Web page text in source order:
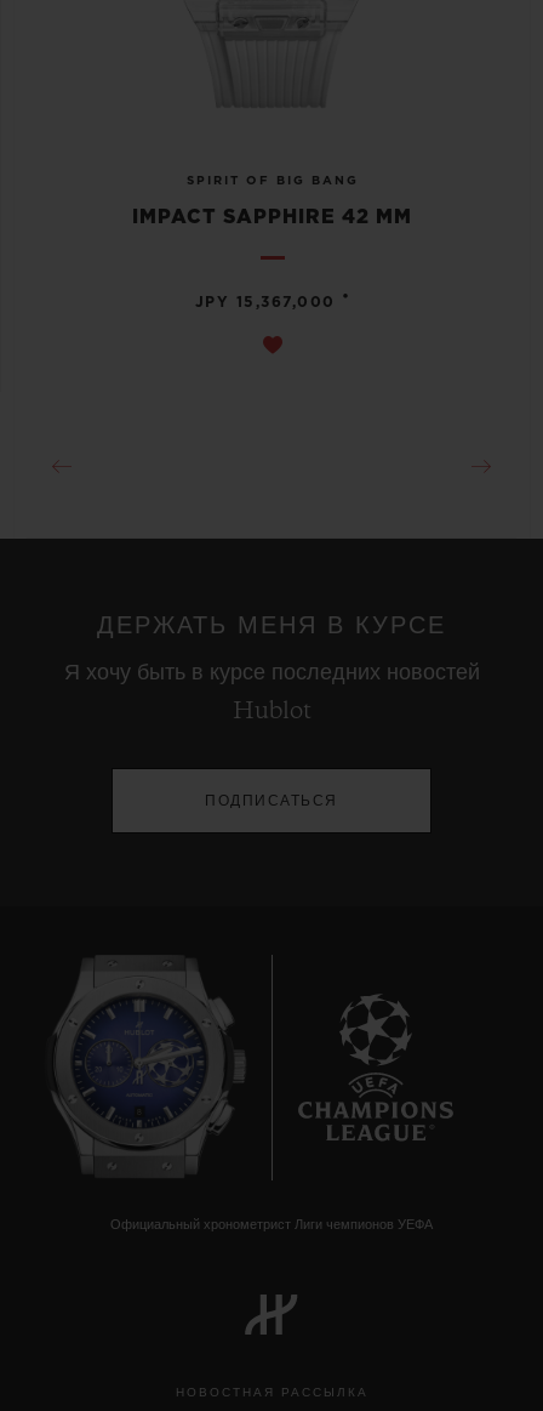
SPIRIT OF BIG BANG
IMPACT SAPPHIRE 42 MM
JPY 15,367,000 •
ДЕРЖАТЬ МЕНЯ В КУРСЕ
Я хочу быть в курсе последних новостей
Hublot
ПОДПИСАТЬСЯ
Официальный хронометрист Лиги чемпионов УЕФА
НОВОСТНАЯ РАССЫЛКА